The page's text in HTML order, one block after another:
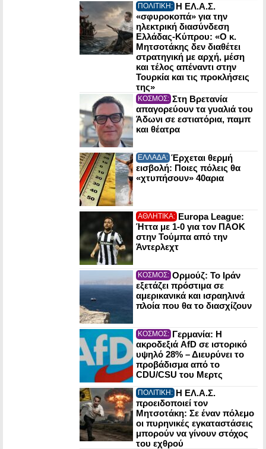
ΠΟΛΙΤΙΚΗ: Η ΕΛ.Α.Σ.
«σφυροκοπά» για την
ηλεκτρική διασύνδεση
Ελλάδας-Κύπρου: «Ο κ.
Μητσοτάκης δεν διαθέτει
στρατηγική με αρχή, μέση
και τέλος απέναντι στην
Τουρκία και τις προκλήσεις
της»
ΚΟΣΜΟΣ: Στη Βρετανία
απαγορεύουν τα γυαλιά του
Άδωνι σε εστιατόρια, παμπ
και θέατρα
ΕΛΛΑΔΑ: Έρχεται θερμή
εισβολή: Ποιες πόλεις θα
«χτυπήσουν» 40αρια
ΑΘΛΗΤΙΚΑ: Europa League:
Ήττα με 1-0 για τον ΠΑΟΚ
στην Τούμπα από την
Άντερλεχτ
ΚΟΣΜΟΣ: Ορμούζ: Το Ιράν
εξετάζει πρόστιμα σε
αμερικανικά και ισραηλινά
πλοία που θα το διασχίζουν
ΚΟΣΜΟΣ: Γερμανία: Η
ακροδεξιά AfD σε ιστορικό
υψηλό 28% – Διευρύνει το
προβάδισμα από το
CDU/CSU του Μερτς
ΠΟΛΙΤΙΚΗ: Η ΕΛ.Α.Σ.
προειδοποιεί τον
Μητσοτάκη: Σε έναν πόλεμο
οι πυρηνικές εγκαταστάσεις
μπορούν να γίνουν στόχος
του εχθρού